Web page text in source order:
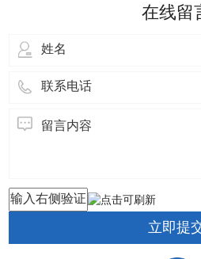
件，3D打印机已广泛
在线留
立即提